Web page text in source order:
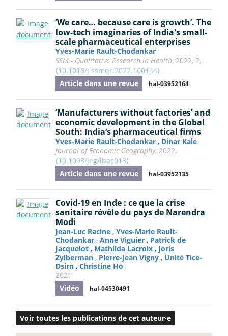
‘We care… because care is growth’. The
low-tech imaginaries of India's small-
scale pharmaceutical enterprises
Yves-Marie Rault-Chodankar
SSM - Qualitative Research in Health, 2022, 2,
⟨10.1016/j.ssmqr.2022.100144⟩
Article dans une revue
hal-03952164
‘Manufacturers without factories’ and
economic development in the Global
South: India’s pharmaceutical firms
Yves-Marie Rault-Chodankar , Dinar Kale
Journal of Economic Geography, 2022,
⟨10.1093/jeg/lbac013⟩
Article dans une revue
hal-03952135
Covid-19 en Inde : ce que la crise
sanitaire révèle du pays de Narendra
Modi
Jean-Luc Racine , Yves-Marie Rault-
Chodankar , Anne Viguier , Patrick de
Jacquelot , Mathilda Lacroix , Joris
Zylberman , Pierre-Jean Vigny , Unité Tice-
Dsirn , Christine Ho
2021
Vidéo
hal-04530491
Voir toutes les publications de cet auteur·e